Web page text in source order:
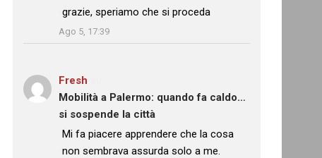
: “
grazie, speriamo che si proceda
Ago 5, 17:39
Fresh
Mobilità a Palermo: quando fa caldo…
si sospende la città
: “
Mi fa piacere apprendere che la cosa
non sembrava assurda solo a me.